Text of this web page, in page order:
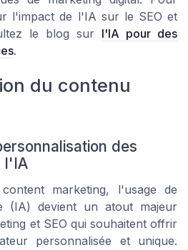
l'impact de l'IA sur le SEO et
le blog sur l'IA pour des
.
du contenu
des
l'IA
marketing, l'usage de
(IA) devient un atout majeur
et SEO qui souhaitent offrir
personnalisée et unique.